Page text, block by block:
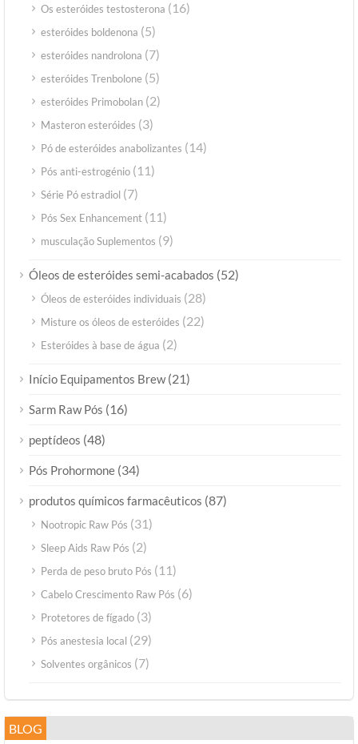
Os esteróides testosterona (16)
esteróides boldenona (5)
esteróides nandrolona (7)
esteróides Trenbolone (5)
esteróides Primobolan (2)
Masteron esteróides (3)
Pó de esteróides anabolizantes (14)
Pós anti-estrogénio (11)
Série Pó estradiol (7)
Pós Sex Enhancement (11)
musculação Suplementos (9)
Óleos de esteróides semi-acabados (52)
Óleos de esteróides individuais (28)
Misture os óleos de esteróides (22)
Esteróides à base de água (2)
Início Equipamentos Brew(21)
Sarm Raw Pós (16)
peptídeos (48)
Pós Prohormone (34)
produtos químicos farmacêuticos (87)
Nootropic Raw Pós (31)
Sleep Aids Raw Pós (2)
Perda de peso bruto Pós (11)
Cabelo Crescimento Raw Pós (6)
Protetores de fígado (3)
Pós anestesia local (29)
Solventes orgânicos (7)
BLOG